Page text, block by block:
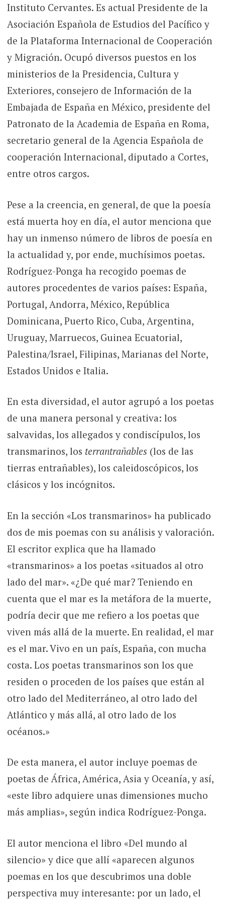
Instituto Cervantes. Es actual Presidente de la
Asociación Española de Estudios del Pacífico y
de la Plataforma Internacional de Cooperación
y Migración. Ocupó diversos puestos en los
ministerios de la Presidencia, Cultura y
Exteriores, consejero de Información de la
Embajada de España en México, presidente del
Patronato de la Academia de España en Roma,
secretario general de la Agencia Española de
cooperación Internacional, diputado a Cortes,
entre otros cargos.
Pese a la creencia, en general, de que la poesía
está muerta hoy en día, el autor menciona que
hay un inmenso número de libros de poesía en
la actualidad y, por ende, muchísimos poetas.
Rodríguez-Ponga ha recogido poemas de
autores procedentes de varios países: España,
Portugal, Andorra, México, República
Dominicana, Puerto Rico, Cuba, Argentina,
Uruguay, Marruecos, Guinea Ecuatorial,
Palestina/Israel, Filipinas, Marianas del Norte,
Estados Unidos e Italia.
En esta diversidad, el autor agrupó a los poetas
de una manera personal y creativa: los
salvavidas, los allegados y condiscípulos, los
transmarinos, los terrantrañables(los de las
tierras entrañables), los caleidoscópicos, los
clásicos y los incógnitos.
En la sección «Los transmarinos» ha publicado
dos de mis poemas con su análisis y valoración.
El escritor explica que ha llamado
«transmarinos» a los poetas «situados al otro
lado del mar». «¿De qué mar? Teniendo en
cuenta que el mar es la metáfora de la muerte,
podría decir que me refiero a los poetas que
viven más allá de la muerte. En realidad, el mar
es el mar. Vivo en un país, España, con mucha
costa. Los poetas transmarinos son los que
residen o proceden de los países que están al
otro lado del Mediterráneo, al otro lado del
Atlántico y más allá, al otro lado de los
océanos.»
De esta manera, el autor incluye poemas de
poetas de África, América, Asia y Oceanía, y así,
«este libro adquiere unas dimensiones mucho
más amplias», según indica Rodríguez-Ponga.
El autor menciona el libro «Del mundo al
silencio» y dice que allí «aparecen algunos
poemas en los que descubrimos una doble
perspectiva muy interesante: por un lado, el